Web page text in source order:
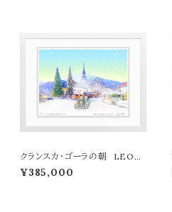
クランスカ・ゴーラの朝 LEON
TERASHIMA版画作品77作限
定（オンライン限定特典付き作
¥385,000